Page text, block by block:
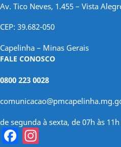
Av. Tico Neves, 1.455 – Vista
CEP: 39.682-050
Capelinha – Minas Gerais
FALE CONOSCO
0800 223 0028
de segunda à sexta, de 07h às
Facebook